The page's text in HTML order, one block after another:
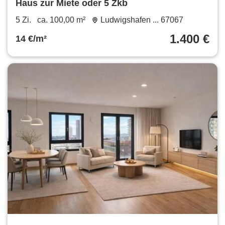
Haus zur Miete oder 5 Zkb
5 Zi. ca. 100,00 m² Ludwigshafen ... 67067
14 €/m² 1.400 €